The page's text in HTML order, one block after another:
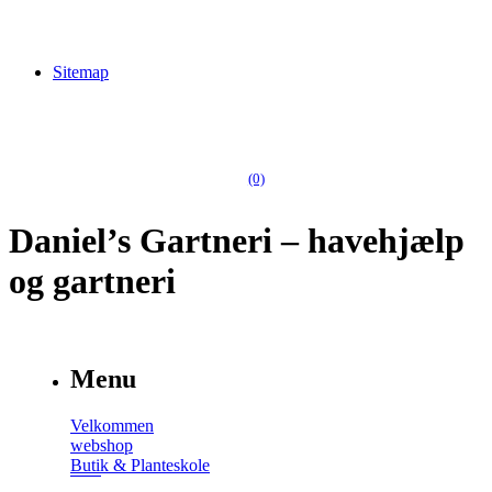
Sitemap
(0)
Daniel’s Gartneri – havehjælp
og gartneri
Menu
Velkommen
webshop
Butik & Planteskole